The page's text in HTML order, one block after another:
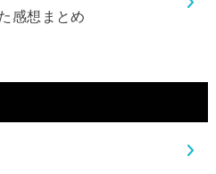
感想まとめ